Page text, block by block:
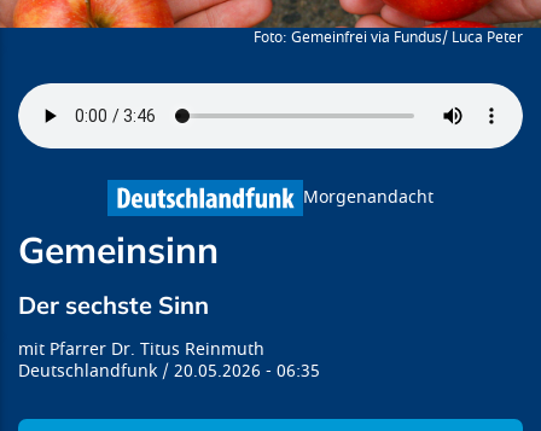
Gemeinfrei via Fundus/ Luca Peter
Morgenandacht
Gemeinsinn
Der sechste Sinn
Pfarrer Dr. Titus Reinmuth
Deutschlandfunk
20.05.2026 06:35